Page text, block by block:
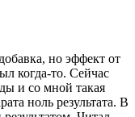
но эффект от
когда-то. Сейчас
и со мной такая
ноль результата. В